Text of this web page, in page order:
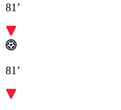
81’
81’